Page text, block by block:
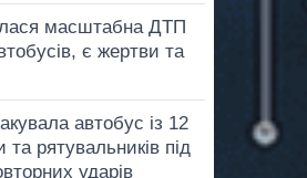
масштабна ДТП
є жертви та
автобус із 12
та рятувальників під
ударів